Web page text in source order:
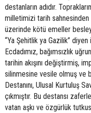
destanların adıdır.
milletimizi tarih
üzerinde kötü emeller
“Ya Şehitlik ya Gazilik” diyen
Ecdadımız, bağımsızlık
tarihin akışını değiştirmiş,
silinmesine vesile olmuş ve
Destanını, Ulusal Kurtuluş
çıkmıştır. Bu destansı
vatan aşkı ve özgürlük